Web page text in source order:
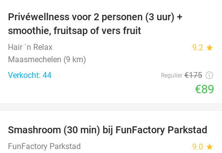
Privéwellness voor 2 personen (3 uur) +
smoothie, fruitsap of vers fruit
Hair ´n Relax 9.2 star
Maasmechelen (9 km)
Verkocht: 44
Regulier €175
€89
47%
Smashroom (30 min) bij FunFactory Parkstad
FunFactory Parkstad 9.0 star